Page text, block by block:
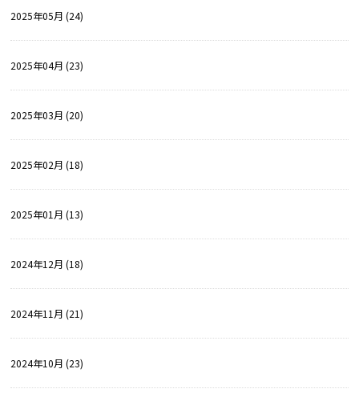
2025年05月 (24)
2025年04月 (23)
2025年03月 (20)
2025年02月 (18)
2025年01月 (13)
2024年12月 (18)
2024年11月 (21)
2024年10月 (23)